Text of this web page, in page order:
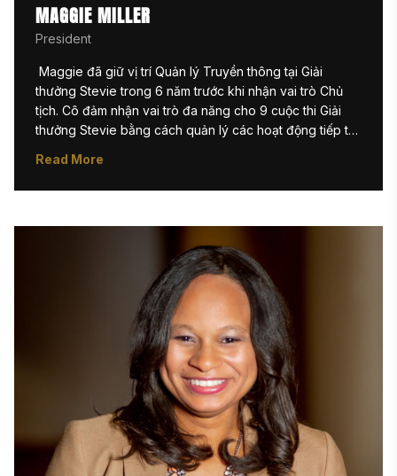
MAGGIE MILLER
President
Maggie đã giữ vị trí Quản lý Truyền thông tại Giải
thưởng Stevie trong 6 năm trước khi nhận vai trò Chủ
tịch. Cô đảm nhận vai trò đa năng cho 9 cuộc thi Giải
thưởng Stevie bằng cách quản lý các hoạt động tiếp thị,
đồng nghiệp tài năng được liệt kê bên dưới. Cô yêu
thích cách Giải thưởng Stevie cho phép các chuyên gia
lý, được công nhận cho những nỗ lực hàng ngày và sự
Maggie tốt nghiệp Cử nhân Khoa học tại Đại học James
Madison và Thạc sĩ Quản trị Kinh doanh tại Đại học
George Mason, cả hai đều nằm ở Virginia.
Read More